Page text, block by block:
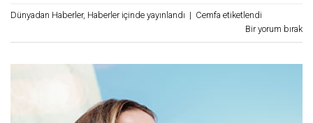
Dünyadan Haberler, Haberleriçinde yayınlandı | Cemfa etiketlendi
Bir yorum bırak